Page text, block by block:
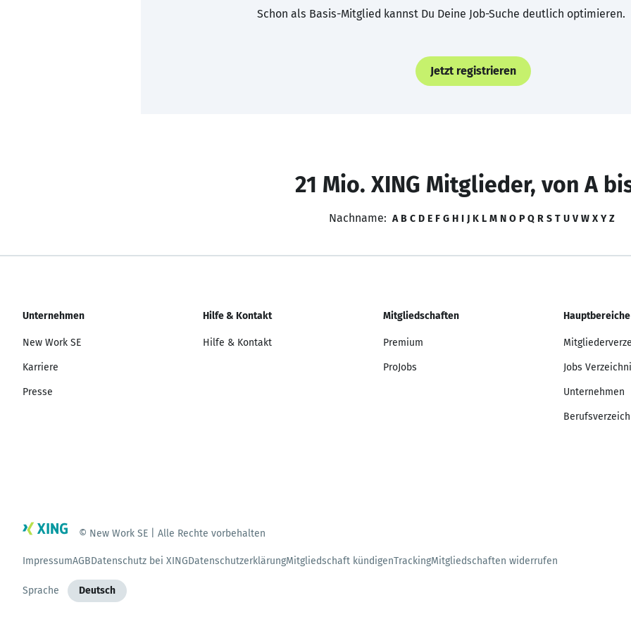
Schon als Basis-Mitglied kannst Du Deine Job-Suche deutlich optimieren.
Jetzt registrieren
21 Mio. XING Mitglieder, von A
Nachname: A B C D E F G H I J K L M N O P Q R S T U V W X Y Z
Unternehmen
New Work SE
Karriere
Presse
Hilfe & Kontakt
Hilfe & Kontakt
Mitgliedschaften
Premium
ProJobs
Hauptbereiche
Jobs
Unternehmen
© New Work SE | Alle Rechte vorbehalten
ImpressumAGBDatenschutz bei XINGDatenschutzerklärungMitgliedschaft kündigenTrackingMitgliedschaften widerrufen
Sprache Deutsch